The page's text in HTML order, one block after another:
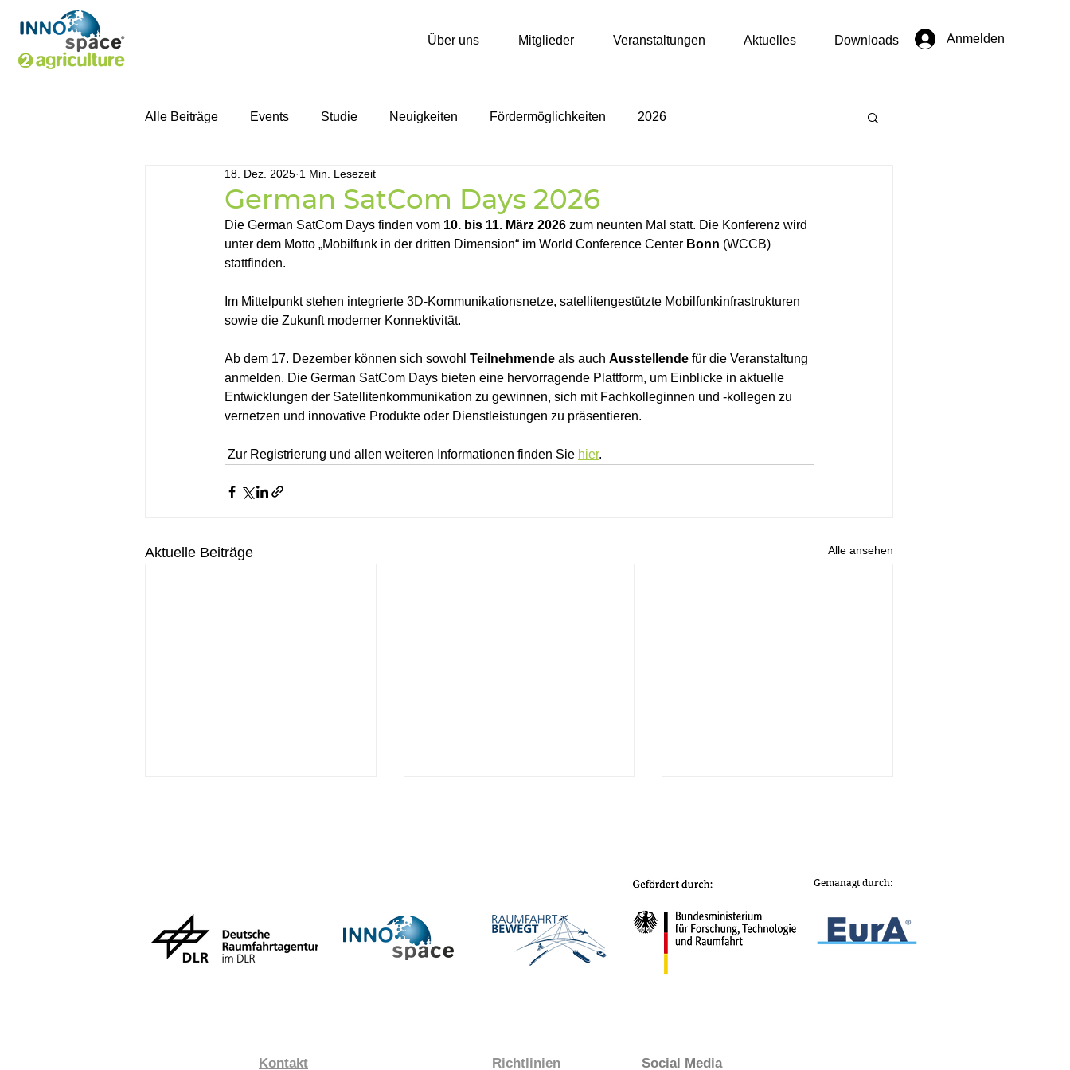
Über uns Mitglieder Veranstaltungen Aktuelles Downloads Anmelden
Alle Beiträge Events Studie Neuigkeiten Fördermöglichkeiten 2026
German SatCom Days 2026
18. Dez. 2025 1 Min. Lesezeit
Die German SatCom Days finden vom 10. bis 11. März 2026 zum neunten Mal statt. Die Konferenz wird
unter dem Motto „Mobilfunk in der dritten Dimension“ im World Conference Center Bonn (WCCB)
stattfinden.
Im Mittelpunkt stehen integrierte 3D-Kommunikationsnetze, satellitengestützte Mobilfunkinfrastrukturen
sowie die Zukunft moderner Konnektivität.
Ab dem 17. Dezember können sich sowohl Teilnehmende als auch Ausstellende für die Veranstaltung
anmelden. Die German SatCom Days bieten eine hervorragende Plattform, um Einblicke in aktuelle
Entwicklungen der Satellitenkommunikation zu gewinnen, sich mit Fachkolleginnen und -kollegen zu
vernetzen und innovative Produkte oder Dienstleistungen zu präsentieren.
Zur Registrierung und allen weiteren Informationen finden Sie hier.
Aktuelle Beiträge Alle ansehen
Agentic AI for Earth
Observation Workshop
CASSINI Entrepreneurship
Days 2026: Bewerbung für
Europas Space-Start-up-
Informationstag zu
Inspektor- und
Gemanagt durch:
Kontakt Richtlinien Social Media